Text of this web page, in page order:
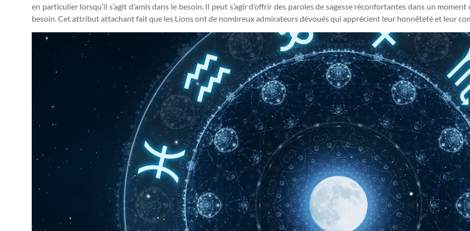
en particulier lorsqu’il s’agit d’amis dans le besoin. Il peut s’agir d’offrir des paroles de sagesse réconfortantes dans un
besoin. Cet attribut attachant fait que les Lions ont de nombreux admirateurs dévoués qui apprécient leur honnêteté et leur